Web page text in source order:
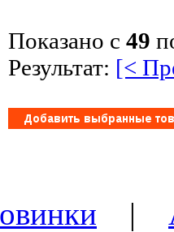
Показано с 49
Результат: [<
|